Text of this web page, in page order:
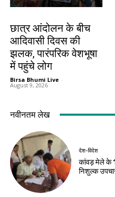
छात्र आंदोलन के बीच
आदिवासी दिवस की
झलक, पारंपरिक वेशभूषा
में पहुंचे लोग
Birsa Bhumi Live -
August 9, 2026
नवीनतम लेख
देश-विदेश
कांवड़ मेले के
निशुल्क